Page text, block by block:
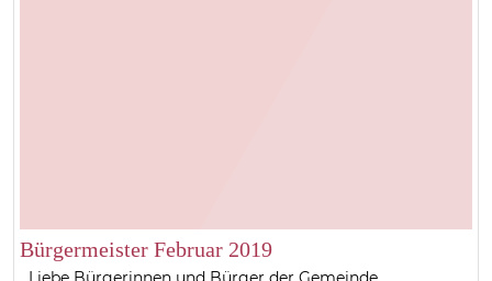
Bürgermeister Februar 2019